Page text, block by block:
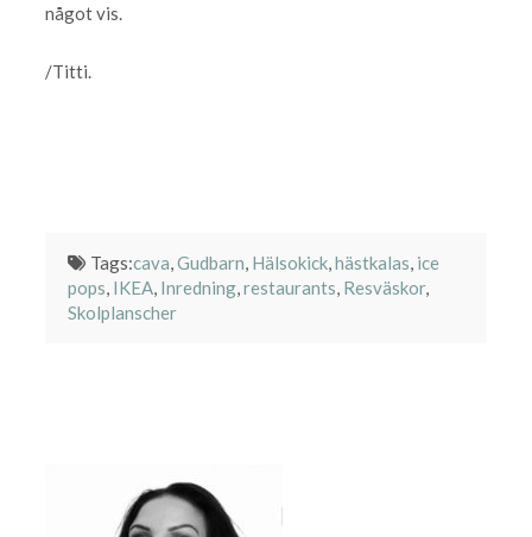
något vis.
/Titti.
Tags:cava ,Gudbarn Hälsokick ,hästkalas ice
pops IKEA Inredning, restaurants Resväskor,
Skolplanscher